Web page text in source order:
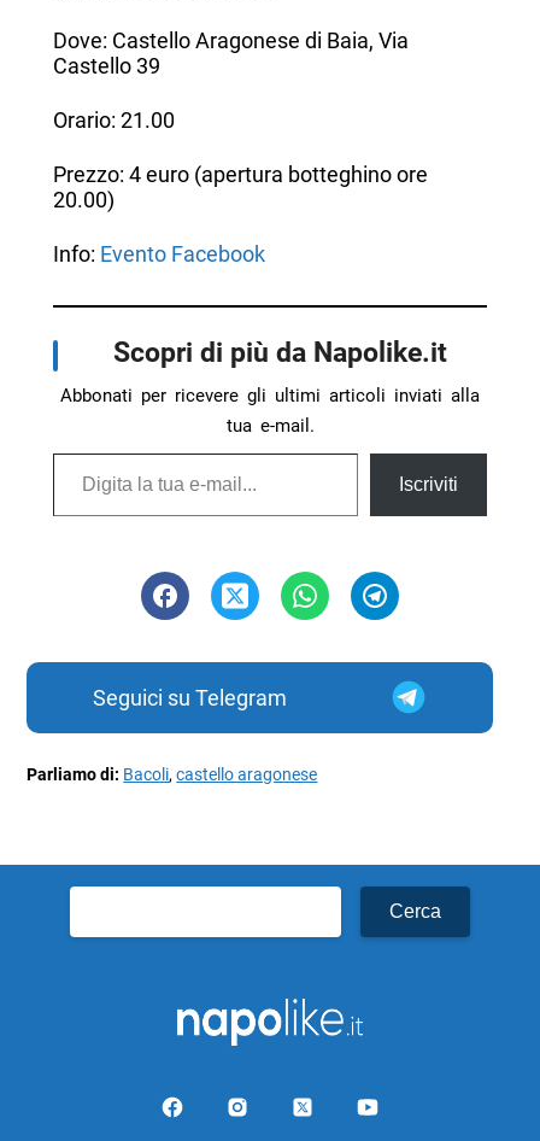
Dove: Castello Aragonese di Baia, Via
Castello 39
Orario: 21.00
Prezzo: 4 euro (apertura botteghino ore
20.00)
Info: Evento Facebook
Scopri di più da Napolike.it
Abbonati per ricevere gli ultimi articoli inviati alla
tua e-mail.
Digita la tua e-mail...
Iscriviti
Seguici su Telegram
Parliamo di: Bacoli,castello aragonese
per: